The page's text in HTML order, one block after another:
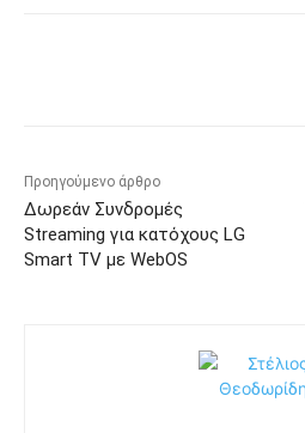
Προηγούμενο άρθρο
Δωρεάν Συνδρομές
Streaming για κατόχους LG
Smart TV με WebOS